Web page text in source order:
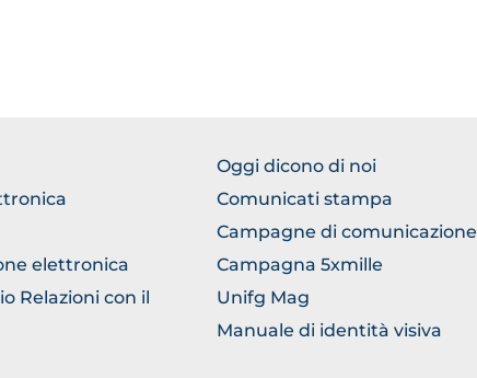
elettronica
Relazioni con il
FOOTER
COMUNICAZIONE
Oggi dicono di noi
Comunicati stampa
Campagne di comunicazione
Campagna 5xmille
Unifg Mag
Manuale di identità visiva